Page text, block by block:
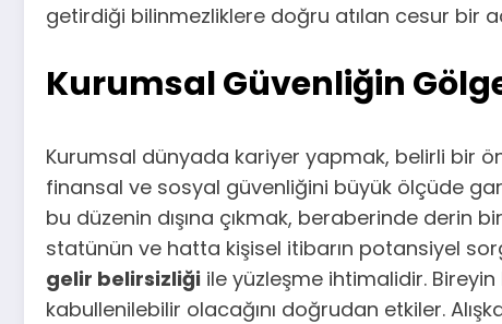
getirdiği bilinmezliklere doğru atılan cesur bir
Kurumsal Güvenliğin
Kurumsal dünyada kariyer yapmak, belirli bir
finansal ve sosyal güvenliğini büyük ölçüde
bu düzenin dışına çıkmak, beraberinde derin bir
statünün ve hatta kişisel itibarın potansiyel
gelir belirsizliği ile yüzleşme ihtimalidir.
kabullenilebilir olacağını doğrudan etkiler.